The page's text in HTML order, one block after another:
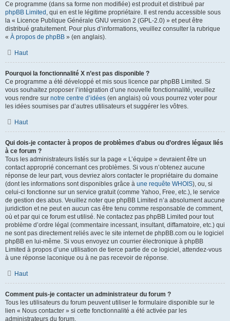
Ce programme (dans sa forme non modifiée) est produit et distribué par
phpBB Limited , qui en est le légitime propriétaire. Il est rendu accessible sous
la « Licence Publique Générale GNU version 2 (GPL-2.0) » et peut être
distribué gratuitement. Pour plus d’informations, veuillez consulter la rubrique
« À propos de phpBB » (en anglais).
Haut
Pourquoi la fonctionnalité X n’est pas disponible ?
Ce programme a été développé et mis sous licence par phpBB Limited. Si
vous souhaitez proposer l’intégration d’une nouvelle fonctionnalité, veuillez
vous rendre sur notre centre d’idées (en anglais) où vous pourrez voter pour
les idées soumises par d’autres utilisateurs et suggérer les vôtres.
Haut
Qui dois-je contacter à propos de problèmes d’abus ou d’ordres légaux liés
à ce forum ?
Tous les administrateurs listés sur la page « L’équipe » devraient être un
contact approprié concernant ces problèmes. Si vous n’obtenez aucune
réponse de leur part, vous devriez alors contacter le propriétaire du domaine
(dont les informations sont disponibles grâce à une requête WHOIS), ou, si
celui-ci fonctionne sur un service gratuit (comme Yahoo, Free, etc.), le service
de gestion des abus. Veuillez noter que phpBB Limited n’a absolument aucune
juridiction et ne peut en aucun cas être tenu comme responsable de comment,
où et par qui ce forum est utilisé. Ne contactez pas phpBB Limited pour tout
problème d’ordre légal (commentaire incessant, insultant, diffamatoire, etc.) qui
ne sont pas directement reliés avec le site internet de phpBB.com ou le logiciel
phpBB en lui-même. Si vous envoyez un courrier électronique à phpBB
Limited à propos d’une utilisation de tierce partie de ce logiciel, attendez-vous
à une réponse laconique ou à ne pas recevoir de réponse.
Haut
Comment puis-je contacter un administrateur du forum ?
Tous les utilisateurs du forum peuvent utiliser le formulaire disponible sur le
lien « Nous contacter » si cette fonctionnalité a été activée par les
administrateurs du forum.